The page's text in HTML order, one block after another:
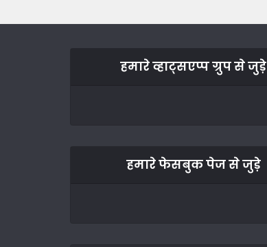
हमारे व्हाट्सएप्प ग्रुप से जुड़े
हमारे फेसबुक पेज से जुड़े